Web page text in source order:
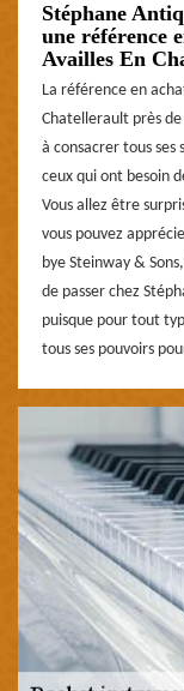
Stéphane
une référence
Availles En
La référence en
Chatellerault près
à consacrer tous ses
ceux qui ont besoin
Vous allez être
vous pouvez
bye Steinway &
de passer chez
puisque pour tout
tous ses pouvoirs